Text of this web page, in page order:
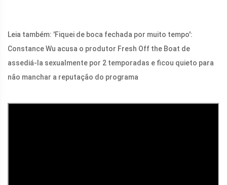
Leia também: 'Fiquei de boca fechada por muito tempo':
Constance Wu acusa o produtor Fresh Off the Boat de
assediá-la sexualmente por 2 temporadas e ficou quieto para
não manchar a reputação do programa